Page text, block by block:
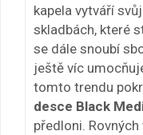
kapela vytváří
skladbách, které
se dále snoubí
ještě víc
tomto trendu
desce Black
předloni. Rovných